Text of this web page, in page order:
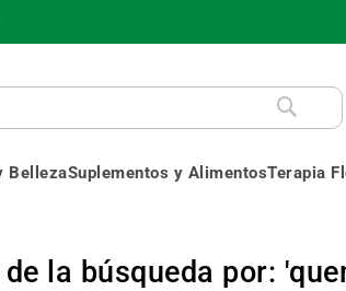
BellezaSuplementos y AlimentosTerapia
la búsqueda por: